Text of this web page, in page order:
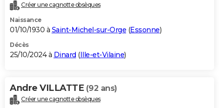
Créer une cagnotte obsèques
Naissance
01/10/1930 à Saint-Michel-sur-Orge (Essonne)
Décès
25/10/2024 à Dinard (Ille-et-Vilaine)
Andre VILLATTE (92 ans)
Créer une cagnotte obsèques